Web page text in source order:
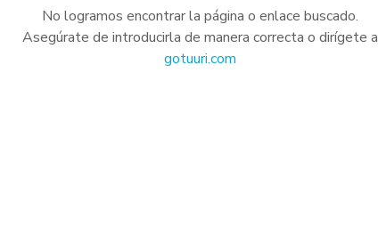
No logramos encontrar la página o enlace buscado.
Asegúrate de introducirla de manera correcta o dirígete a
gotuuri.com